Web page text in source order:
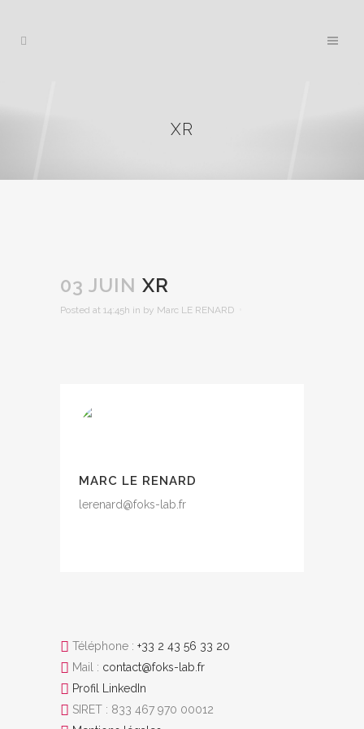
XR
03 JUIN XR
Posted at 14:45h in by Marc LE RENARD
MARC LE RENARD
lerenard@foks-lab.fr
Téléphone : +33 2 43 56 33 20
Mail : contact@foks-lab.fr
Profil LinkedIn
SIRET : 833 467 970 00012